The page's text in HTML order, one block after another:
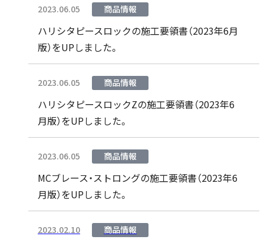
2023.06.05 商品情報
ハリシタピースロックの施工要領書（2023年6月
版）をUPしました。
2023.06.05 商品情報
ハリシタピースロックZの施工要領書（2023年6
月版）をUPしました。
2023.06.05 商品情報
MCブレース・ストロングの施工要領書（2023年6
月版）をUPしました。
2023.02.10 商品情報